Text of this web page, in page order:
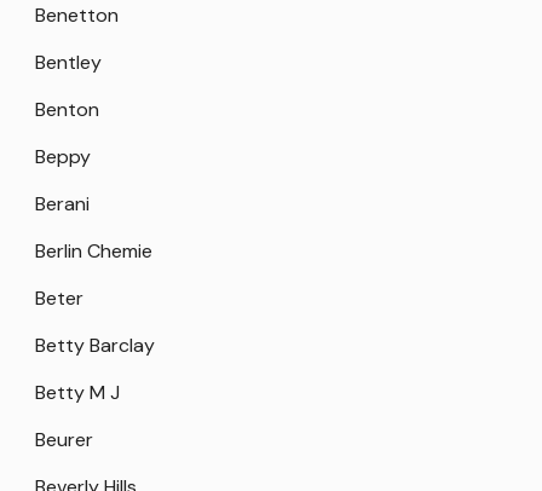
Benetton
Bentley
Benton
Beppy
Berani
Berlin Chemie
Beter
Betty Barclay
Betty M J
Beurer